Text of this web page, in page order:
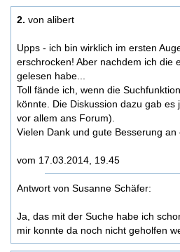
2. von alibert
Upps - ich bin wirklich im ersten
erschrocken! Aber nachdem ich die
gelesen habe...
Toll fände ich, wenn die
könnte. Die Diskussion dazu gab
vor allem ans Forum).
Vielen Dank und gute Besserung an
vom 17.03.2014, 19.45
Antwort von Susanne Schäfer:
Ja, das mit der Suche habe ich
mir konnte da noch nicht geholfen